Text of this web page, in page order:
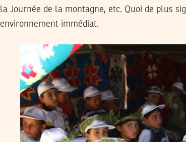
la Journée de la montagne, etc. Quoi de plus
environnement immédiat.